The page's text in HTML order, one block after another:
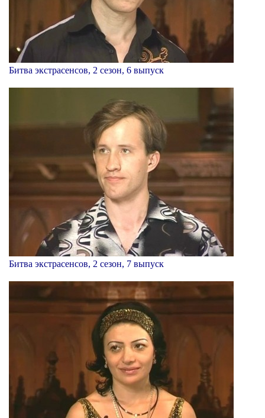
Битва экстрасенсов, 2 сезон, 6 выпуск
Битва экстрасенсов, 2 сезон, 7 выпуск